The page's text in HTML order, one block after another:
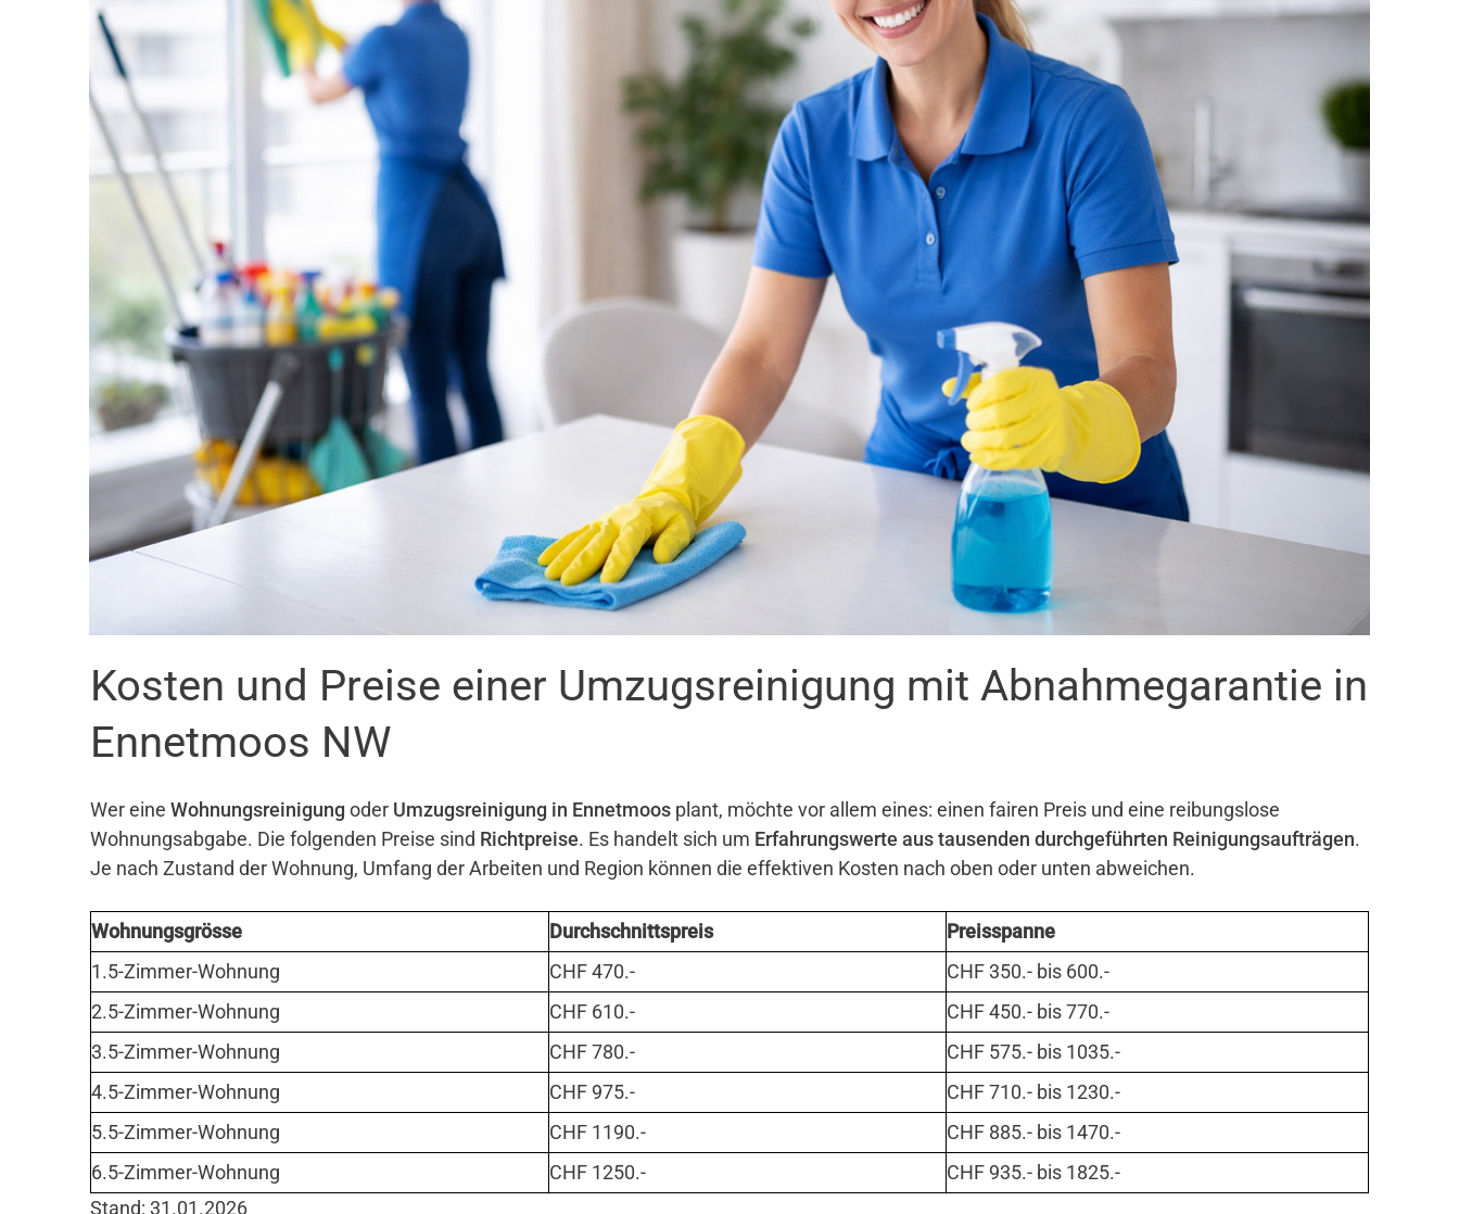
Kosten und Preise einer Umzugsreinigung mit Abnahmegarantie in
Ennetmoos NW
Wer eine Wohnungsreinigung oder Umzugsreinigung in Ennetmoos plant, möchte vor allem eines: einen fairen Preis und eine reibungslose
Wohnungsabgabe. Die folgenden Preise sind Richtpreise. Es handelt sich um Erfahrungswerte aus tausenden durchgeführten Reinigungsaufträgen.
Je nach Zustand der Wohnung, Umfang der Arbeiten und Region können die effektiven Kosten nach oben oder unten abweichen.
Wohnungsgrösse Durchschnittspreis
Preisspanne
1.5-Zimmer-Wohnung
CHF 470.-
CHF 350.- bis 600.-
2.5-Zimmer-Wohnung
CHF 610.-
CHF 450.- bis 770.-
3.5-Zimmer-Wohnung
CHF 780.-
CHF 575.- bis 1035.-
4.5-Zimmer-Wohnung
CHF 975.-
CHF 710.- bis 1230.-
5.5-Zimmer-Wohnung
CHF 1190.-
CHF 885.- bis 1470.-
6.5-Zimmer-Wohnung
CHF 1250.-
CHF 935.- bis 1825.-
Stand: 31.01.2026